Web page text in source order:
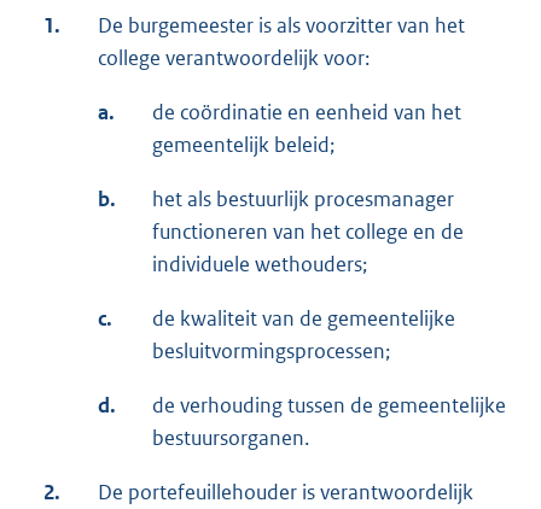
1.
De burgemeester is als voorzitter van het
college verantwoordelijk voor:
a.
de coördinatie en eenheid van het
gemeentelijk beleid;
b.
het als bestuurlijk procesmanager
functioneren van het college en de
individuele wethouders;
c.
de kwaliteit van de gemeentelijke
besluitvormingsprocessen;
d.
de verhouding tussen de gemeentelijke
bestuursorganen.
2.
De portefeuillehouder is verantwoordelijk